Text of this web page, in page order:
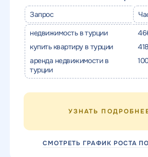
Запрос
недвижимость в турции
купить квартиру в турции
аренда недвижимости в
турции
УЗНАТЬ
СМОТРЕТЬ ГРАФИК РОСТА
ОТПРАВИТЬ
Нажимая на кнопку, "Отправить" вы
ОТПРАВИТЬ
соответствующий
интересующему вас
спецпредложению